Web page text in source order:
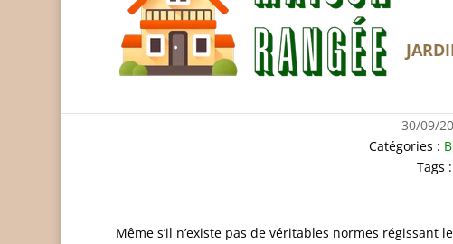
30/09/
Catégories :
Tags :
Même s’il n’existe pas de véritables normes régissant